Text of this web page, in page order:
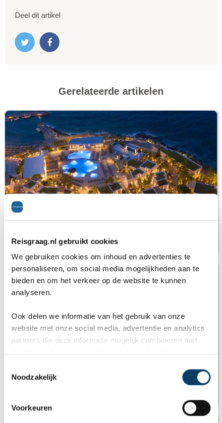
Reisgraag.nl gebruikt cookies
We gebruiken cookies om inhoud en advertenties te
personaliseren, om social media mogelijkheden aan te
bieden en om het verkeer op de website te kunnen
analyseren.
Ook delen we informatie van het gebruik van onze
website met onze social media, advertentie en analytics
partners die deze informatie mogelijk combineren met
Noodzakelijk
Voorkeuren
Deel dit artikel
Gerelateerde artikelen
Nana golden beach: Luxe & kindvriendelijk
resort